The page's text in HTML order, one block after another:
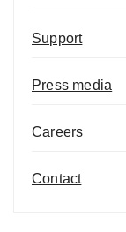
Support
Press media
Careers
Contact